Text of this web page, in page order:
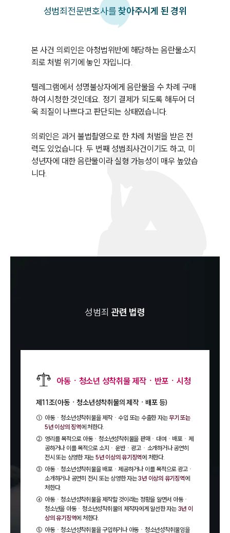
성범죄전문변호사를찾아주시게 된 경위
본 사건 의뢰인은 아청법위반에 해당하는 음란물소지
죄로 처벌 위기에 놓인 자입니다.
텔레그램에서 성명불상자에게 음란물을 수 차례 구매
하여 시청한 것인데요. 정기 결제가 되도록 해두어 더
욱 죄질이 나쁘다고 판단되는 상태였습니다.
의뢰인은 과거 불법촬영으로 한 차례 처벌을 받은 전
력도 있었습니다. 두 번째 성범죄사건이기도 하고, 미
성년자에 대한 음란물이라 실형 가능성이 매우 높았습
니다.
성범죄 관련 법령
아동ㆍ청소년 성착취물 제작ㆍ반포ㆍ시청
제11조(아동ㆍ청소년성착취물의 제작ㆍ배포 등)
① 아동ㆍ청소년성착취물을 제작ㆍ수입 또는 수출한 자는무기 또는
5년 이상의 징역에 처한다.
② 영리를 목적으로 아동ㆍ청소년성착취물을 판매ㆍ대여ㆍ배포ㆍ제
공하거나 이를 목적으로 소지ㆍ운반ㆍ광고ㆍ소개하거나 공연히
전시 또는 상영한 자는 5년 이상의 유기징역에 처한다.
③ 아동ㆍ청소년성착취물을 배포ㆍ제공하거나 이를 목적으로 광고ㆍ
소개하거나 공연히 전시 또는 상영한 자는3년 이상의 유기징역에
처한다.
④ 아동ㆍ청소년성착취물을 제작할 것이라는 정황을 알면서 아동ㆍ
청소년을 아동ㆍ청소년성착취물의 제작자에게 알선한 자는 3년 이
상의 유기징역에 처한다.
⑤ 아동ㆍ청소년성착취물을 구입하거나 아동ㆍ청소년성착취물임을